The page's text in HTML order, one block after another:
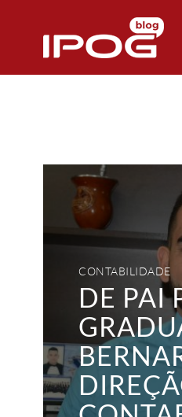
De
assumir
escritório
de
contabilidade
da
família
CONTABILIDADE
DE PAI